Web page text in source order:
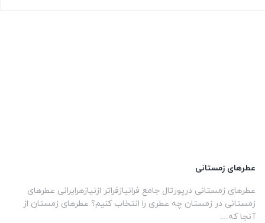
عطرهای زمستانی
عطرهای زمستانی درپورتال جامع فرانیازفراتر ازنیازهرایرانی عطرهای
زمستانی در زمستان چه عطری را انتخاب کنیم؟ عطرهای زمستان از
آنجا که…